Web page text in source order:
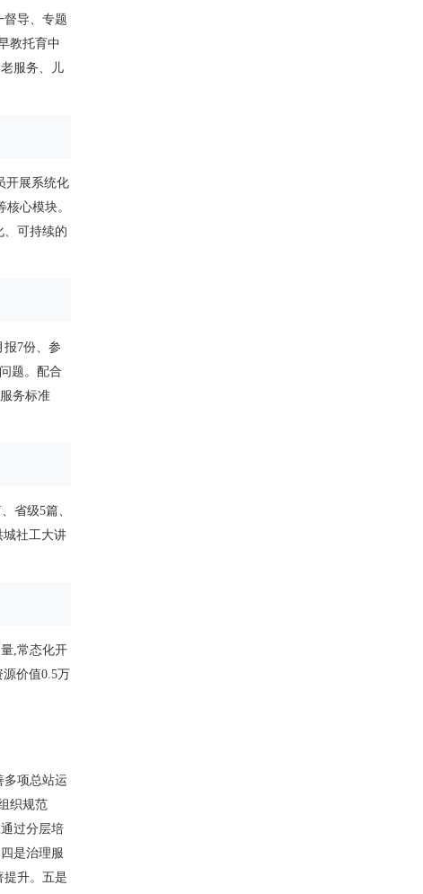
督导、专题
教托育中
服务、儿
开展系统化
心模块。
、可持续的
7份、参
题。配合
务标准
省级5篇、
城社工大讲
,常态化开
价值0.5万
多项总站运
织规范
过分层培
是治理服
提升。五是